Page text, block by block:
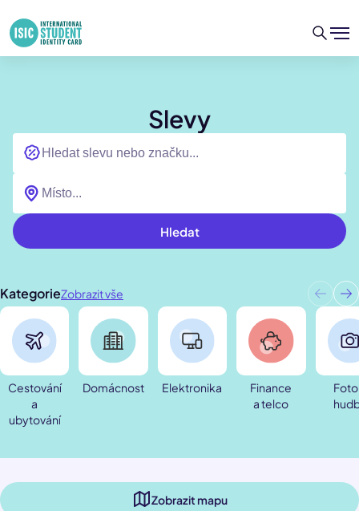
Slevy
Hledat
KategorieZobrazit vše
Cestování
a
ubytování
Domácnost Elektronika
Finance
a telco
Zobrazit mapu